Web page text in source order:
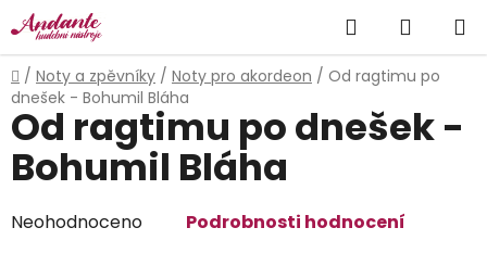
Přejít
na
obsah
Hledat
KOŠÍK
Domů
/ Noty a zpěvníky / Noty pro akordeon / Od ragtimu po
dnešek - Bohumil Bláha
Od ragtimu po dnešek -
Bohumil Bláha
Průměrné
Neohodnoceno Podrobnosti hodnocení